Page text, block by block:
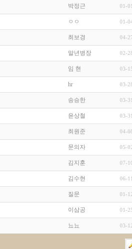
박정근 01-01
ㅇㅇ 01-
최보경 04-
말년병장 02-
임 현 03-
hr 03-
송승한 03-31
윤상철 03-31
최원준 04-
문의자 05-
김지훈 07-
김수현 06-11
질문 01-
이삼공 01-
뇨뇨 03-